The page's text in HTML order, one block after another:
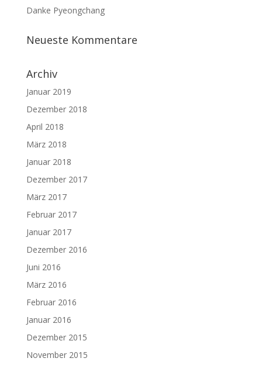
Danke Pyeongchang
Neueste Kommentare
Archiv
Januar 2019
Dezember 2018
April 2018
März 2018
Januar 2018
Dezember 2017
März 2017
Februar 2017
Januar 2017
Dezember 2016
Juni 2016
März 2016
Februar 2016
Januar 2016
Dezember 2015
November 2015